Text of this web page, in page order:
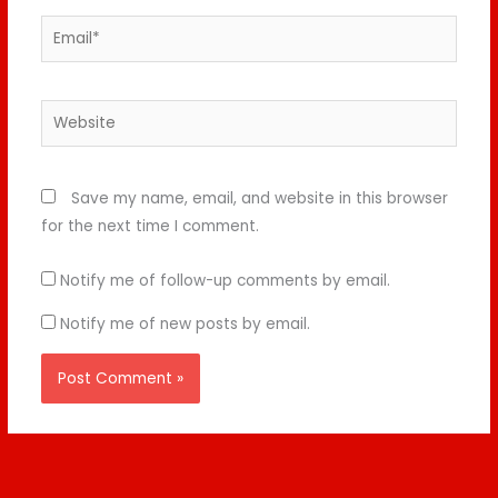
Email*
Website
Save my name, email, and website in this browser
for the next time I comment.
Notify me of follow-up comments by email.
Notify me of new posts by email.